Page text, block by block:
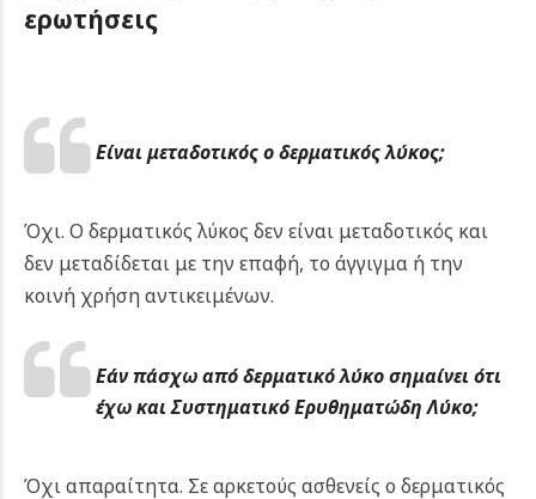
ερωτήσεις
Είναι μεταδοτικός ο δερματικός λύκος;
Όχι. Ο δερματικός λύκος δεν είναι μεταδοτικός και
δεν μεταδίδεται με την επαφή, το άγγιγμα ή την
κοινή χρήση αντικειμένων.
Εάν πάσχω από δερματικό λύκο σημαίνει ότι
έχω και Συστηματικό Ερυθηματώδη Λύκο;
Όχι απαραίτητα. Σε αρκετούς ασθενείς ο δερματικός